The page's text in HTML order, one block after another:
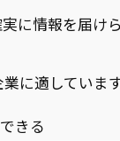
に情報を届け
に適していま
きる